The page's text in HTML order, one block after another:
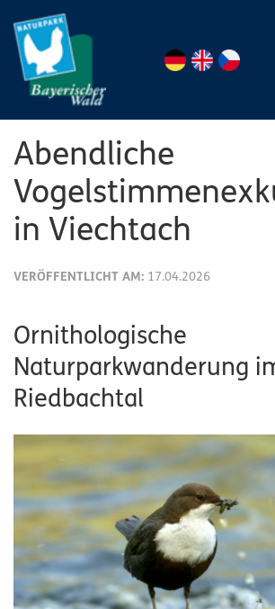
Abendliche
in Viechtach
VERÖFFENTLICHT AM: 17.04.2026
Ornithologische
Naturparkwanderung
Riedbachtal